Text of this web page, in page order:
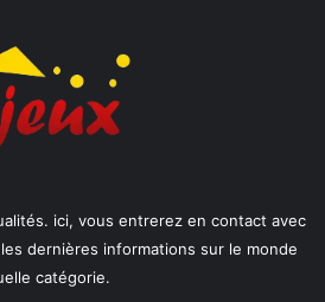
ici, vous entrerez en contact avec
dernières informations sur le monde
catégorie.